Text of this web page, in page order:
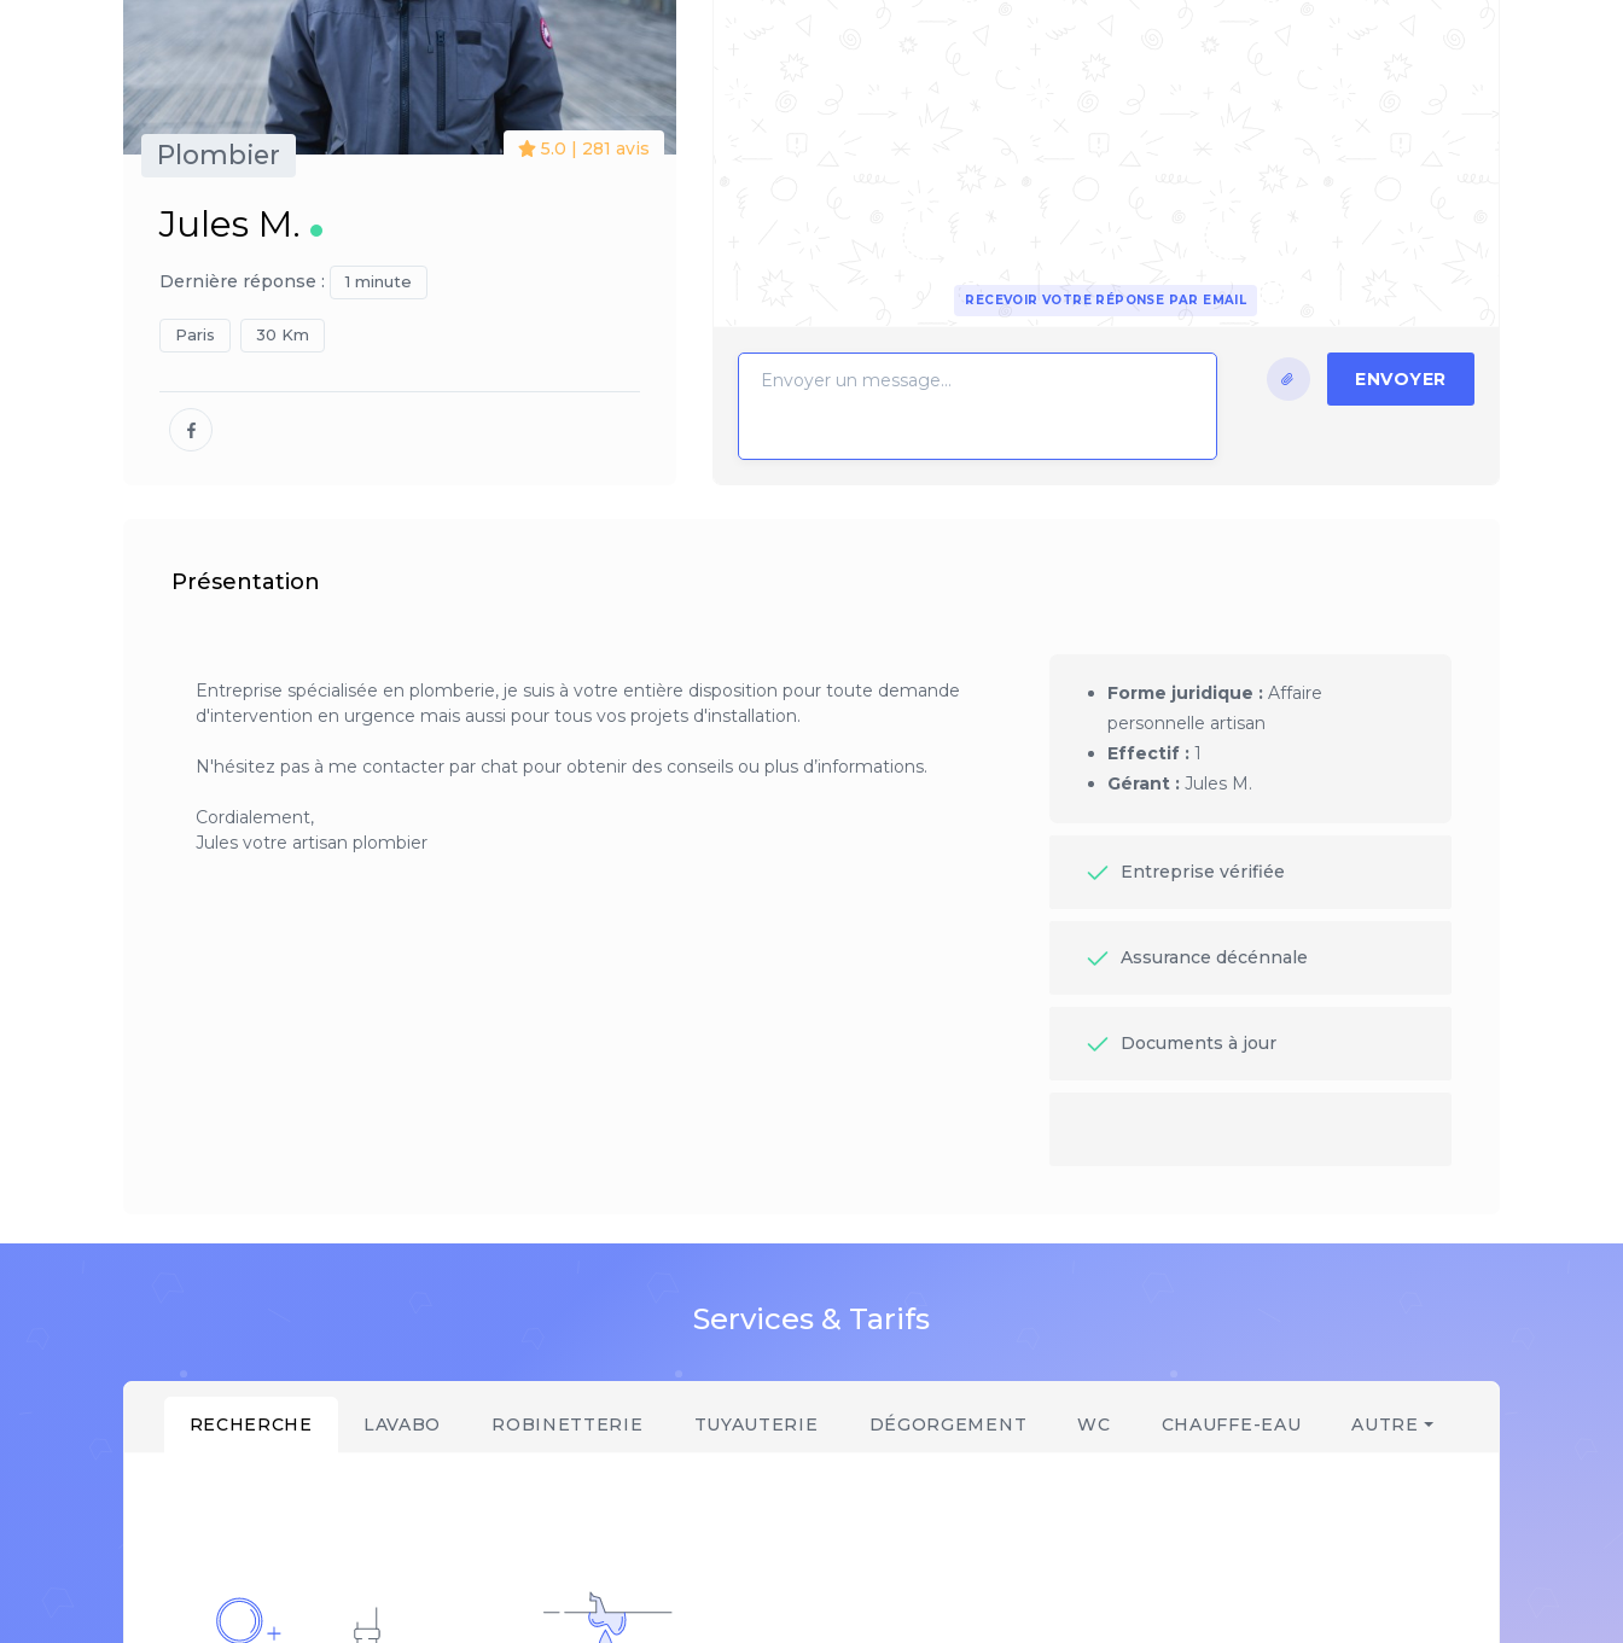
5.0 | 281 avis
Plombier
Jules M.
Dernière réponse : 1 minute
Paris 30 Km
RECEVOIR VOTRE RÉPONSE PAR EMAIL
ENVOYER
Présentation
Entreprise spécialisée en plomberie, je suis à votre entière disposition pour toute demande
d'intervention en urgence mais aussi pour tous vos projets d'installation.
N'hésitez pas à me contacter par chat pour obtenir des conseils ou plus d’informations.
Cordialement,
Jules votre artisan plombier
Forme juridique :Affaire
personnelle artisan
Effectif :1
Gérant :Jules M.
Entreprise vérifiée
Assurance décénnale
Documents à jour
Services & Tarifs
RECHERCHE LAVABO ROBINETTERIE TUYAUTERIE DÉGORGEMENT WC CHAUFFE-EAU AUTRE